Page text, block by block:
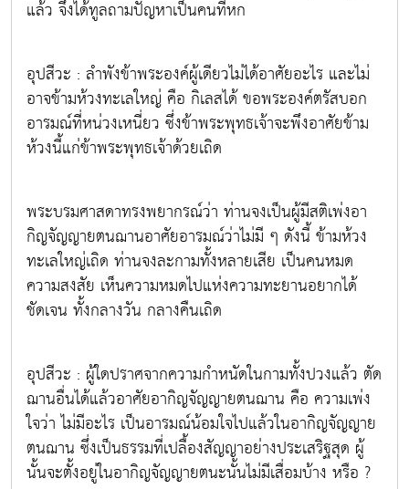
แล้ว จึงได้ทูลถามปัญหาเป็นคนที่หก
อุปสีวะ : ลำพังข้าพระองค์ผู้เดียวไม่ได้อาศัยอะไร และไม่
อาจข้ามห้วงทะเลใหญ่ คือ กิเลสได้ ขอพระองค์ตรัสบอก
อารมณ์ที่หน่วงเหนี่ยว ซึ่งข้าพระพุทธเจ้าจะพึงอาศัยข้าม
ห้วงนี้แก่ข้าพระพุทธเจ้าด้วยเถิด
พระบรมศาสดาทรงพยากรณ์ว่า ท่านจงเป็นผู้มีสติเพ่งอา
กิญจัญญายตนฌานอาศัยอารมณ์ว่าไม่มี ๆ ดังนี้ ข้ามห้วง
ทะเลใหญ่เถิด ท่านจงละกามทั้งหลายเสีย เป็นคนหมด
ความสงสัย เห็นความหมดไปแห่งความทะยานอยากได้
ชัดเจน ทั้งกลางวัน กลางคืนเถิด
อุปสีวะ : ผู้ใดปราศจากความกำหนัดในกามทั้งปวงแล้ว ตัด
ฌานอื่นได้แล้วอาศัยอากิญจัญญายตนฌาน คือ ความเพ่ง
ใจว่า ไม่มีอะไร เป็นอารมณ์น้อมใจไปแล้วในอากิญจัญญาย
ตนฌาน ซึ่งเป็นธรรมที่เปลื้องสัญญาอย่างประเสริฐสุด ผู้
นั้นจะตั้งอยู่ในอากิญจัญญายตนะนั้นไม่มีเสื่อมบ้าง หรือ ?